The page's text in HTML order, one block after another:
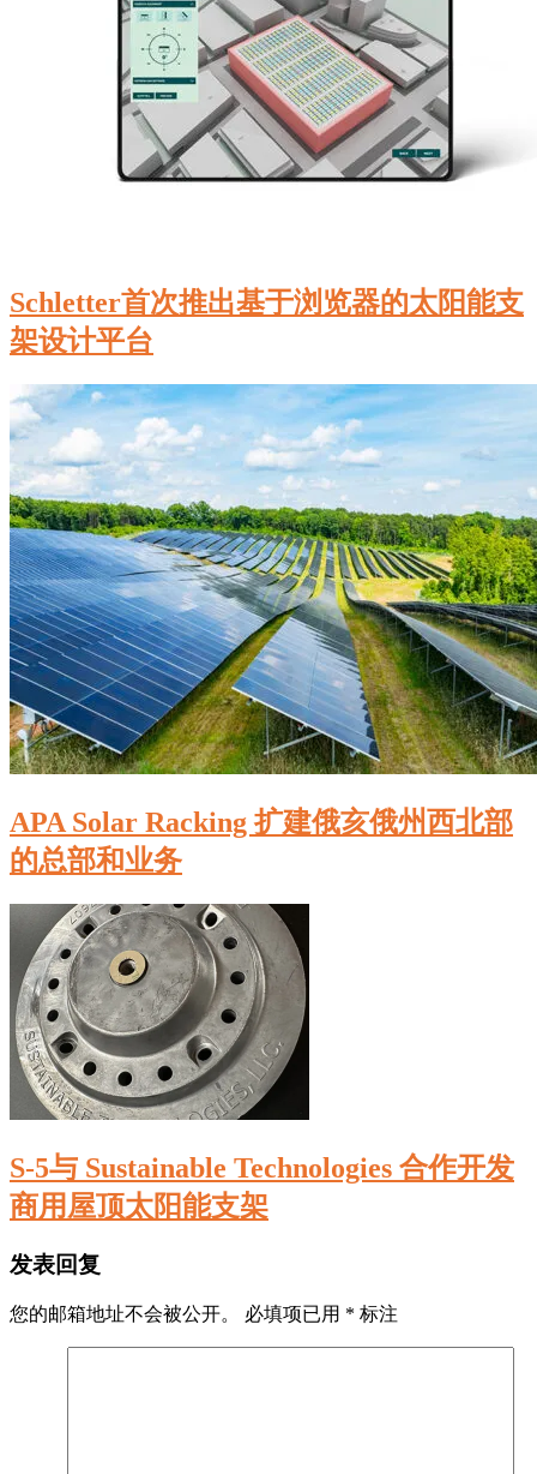
Schletter首次推出基于浏览器的太阳能支
架设计平台
APA Solar Racking 扩建俄亥俄州西北部
的总部和业务
S-5与 Sustainable Technologies 合作开发
商用屋顶太阳能支架
发表回复
您的邮箱地址不会被公开。 必填项已用 * 标注